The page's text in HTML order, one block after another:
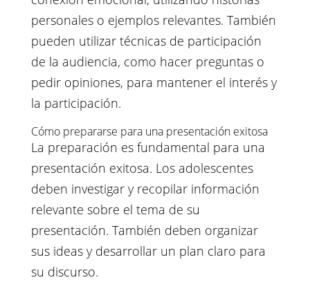
personales o ejemplos relevantes. También
pueden utilizar técnicas de participación
de la audiencia, como hacer preguntas o
pedir opiniones, para mantener el interés y
la participación.
Cómo prepararse para una presentación exitosa
La preparación es fundamental para una
presentación exitosa. Los adolescentes
deben investigar y recopilar información
relevante sobre el tema de su
presentación. También deben organizar
sus ideas y desarrollar un plan claro para
su discurso.